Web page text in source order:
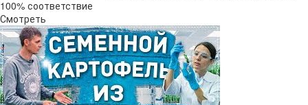
100% соответствие
Смотреть